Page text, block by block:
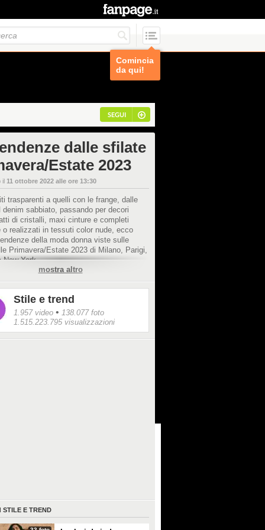
Comincia
da qui!
SEGUI
dalle sfilate
Estate 2023
il 11 ottobre 2022 alle ore 13:30
trasparenti a quelli con le frange, dalle
denim sabbiato, passando per decori
di cristalli, maxi cinture e completi
o realizzati in tessuti color nude, ecco
della moda donna viste sulle
Primavera/Estate 2023 di Milano, Parigi,
New York.
mostra altro
Stile e trend
1.957 video • 138.077 foto
1.515.223.795 visualizzazioni
STILE E TREND